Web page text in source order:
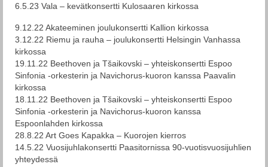
Historia: Eteläsuomalaisen Osakunnan
EOL seniorit
6.5.23 Vala – kevätkonsertti Kulosaaren kirkossa
9.12.22 Akateeminen joulukonsertti Kallion kirkossa
3.12.22 Riemu ja rauha – joulukonsertti Helsingin Vanhassa
kirkossa
19.11.22 Beethoven ja Tšaikovski – yhteiskonsertti Espoo
Sinfonia -orkesterin ja Navichorus-kuoron kanssa Paavalin
kirkossa
18.11.22 Beethoven ja Tšaikovski – yhteiskonsertti Espoo
Sinfonia -orkesterin ja Navichorus-kuoron kanssa
Espoonlahden kirkossa
28.8.22 Art Goes Kapakka – Kuorojen kierros
14.5.22 Vuosijuhlakonsertti Paasitornissa 90-vuotisvuosijuhlien
yhteydessä